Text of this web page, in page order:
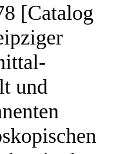
[Catalog
und